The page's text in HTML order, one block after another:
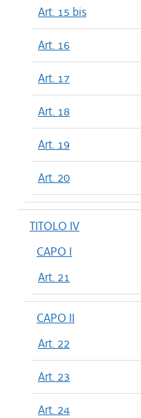
Art. 15 bis
Art. 16
Art. 17
Art. 18
Art. 19
Art. 20
TITOLO IV
CAPO I
Art. 21
CAPO II
Art. 22
Art. 23
Art. 24